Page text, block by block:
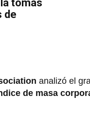
tomas
de
analizó el
de masa